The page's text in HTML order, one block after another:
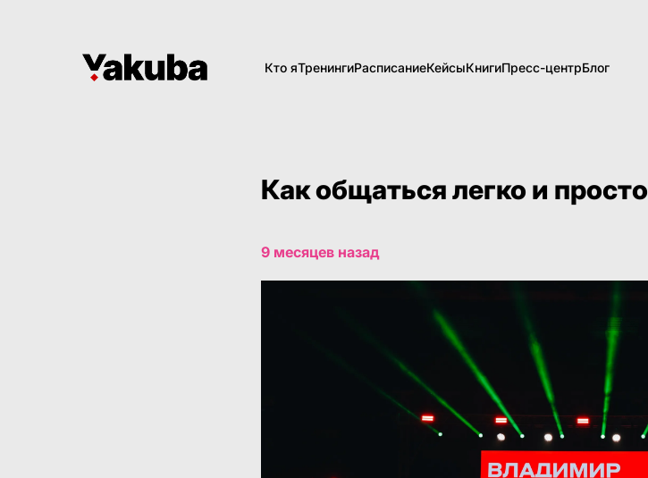
Кто яТренингиРасписаниеКейсыКнигиПресс-центрБлог
Как общаться легко и просто
9 месяцев назад